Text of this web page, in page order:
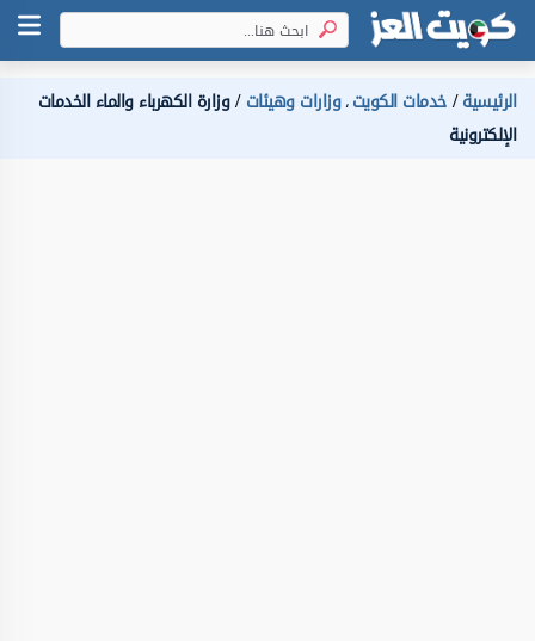
الرئيسية خدمات الكويت،وزارات وهيئات وزارة الكهرباء والماء الخدمات
الإلكترونية